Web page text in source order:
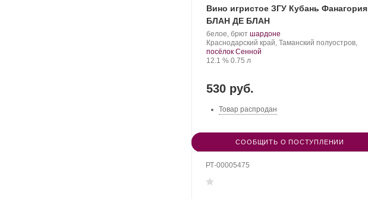
Вино игристое ЗГУ Кубань Фанагория
БЛАН ДЕ БЛАН
Производитель:
Фанагория.
белое, брют .
Сорт
винограда:
шардоне
Регион:
Краснодарский край, Таманский полуостров,
посёлок Сенной
Крепость
12.1 %. Объем
0.75 л
530 руб.
Товар распродан
СООБЩИТЬ О ПОСТУПЛЕНИИ
РТ-00005475